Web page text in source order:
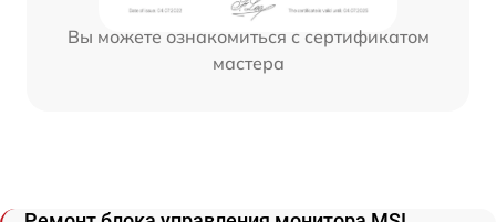
Вы можете ознакомиться с сертификатом
мастера